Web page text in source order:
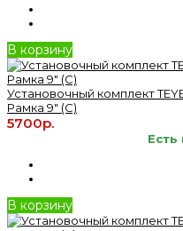
В корзину
Установочный комплект
Рамка 9" (C)
5700р.
Есть
В корзину